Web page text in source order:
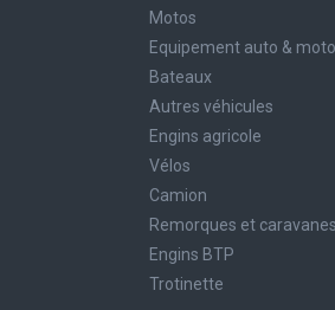
Motos
Equipement auto & moto
Bateaux
Autres véhicules
Engins agricole
Vélos
Camion
Remorques et caravanes
Engins BTP
Trotinette